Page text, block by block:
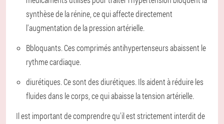
synthèse de la rénine, ce qui affecte directement
l'augmentation de la pression artérielle.
Bbloquants. Ces comprimés antihypertenseurs abaissent le
rythme cardiaque.
diurétiques. Ce sont des diurétiques. Ils aident à réduire les
fluides dans le corps, ce qui abaisse la tension artérielle.
Il est important de comprendre qu'il est strictement interdit de